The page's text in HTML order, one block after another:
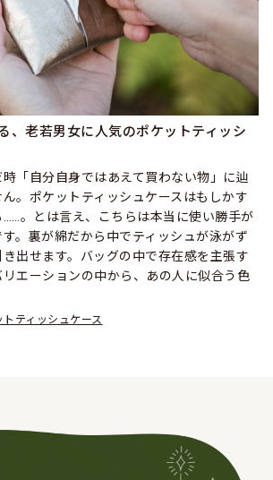
、老若男女に人気のポケットティッシ
「自分自身ではあえて買わない物」に辿
。ポケットティッシュケースはもしかす
。とは言え、こちらは本当に使い勝手が
。裏が綿だから中でティッシュが泳がず
出せます。バッグの中で存在感を主張す
エーションの中から、あの人に似合う色
ティッシュケース